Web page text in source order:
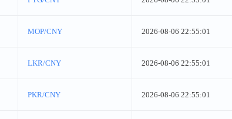
MOP/CNY 2026-08-06 22:55:01
LKR/CNY 2026-08-06 22:55:01
PKR/CNY 2026-08-06 22:55:01